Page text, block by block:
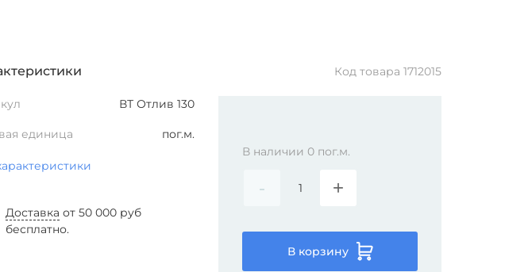
Код товара 1712015
ВТ Отлив 130
единица пог.м.
Доставка от 50 000 руб
бесплатно.
В наличии 0 пог.м.
- +
В корзину